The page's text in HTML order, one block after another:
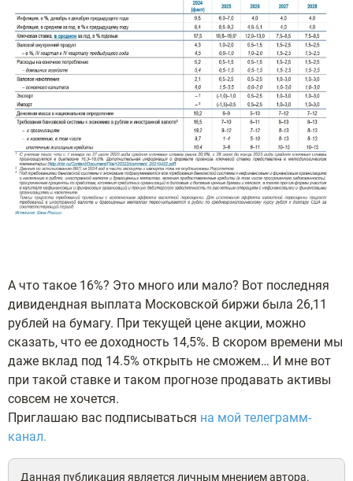
А что такое 16%? Это много или мало? Вот последняя
дивидендная выплата Московской биржи была 26,11
рублей на бумагу. При текущей цене акции, можно
сказать, что ее доходность 14,5%. В скором времени мы
даже вклад под 14.5% открыть не сможем… И мне вот
при такой ставке и таком прогнозе продавать активы
совсем не хочется.
Приглашаю вас подписываться на мой телеграмм-
канал.
Данная публикация является личным мнением автора.